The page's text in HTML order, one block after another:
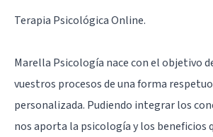
Terapia Psicológica Online.
Marella Psicología nace con el objetivo
vuestros procesos de una forma
personalizada. Pudiendo integrar los
nos aporta la psicología y los beneficios